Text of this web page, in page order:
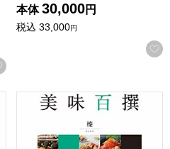
お気に入りに登録する
本体 30,000円
税込 33,000円
】【贈りものカタログ】
美味百撰 榛【カタログギフ